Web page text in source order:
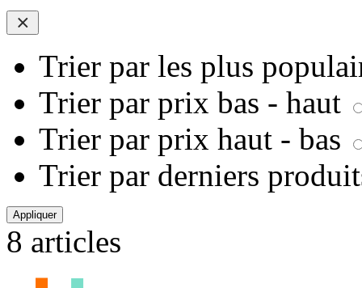
Trier par les plus
Trier par prix bas - haut
Trier par prix haut - bas
Trier par derniers
Appliquer
8 articles